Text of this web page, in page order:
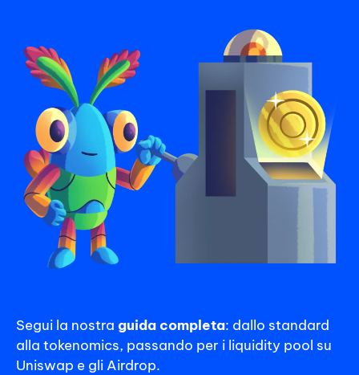
Segui la nostra guida completa: dallo standard
alla tokenomics, passando per i liquidity pool su
Uniswap e gli Airdrop.